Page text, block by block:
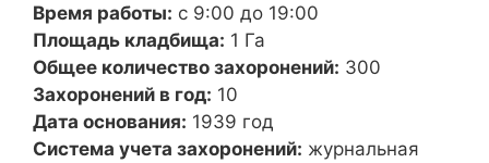
Время работы: с 9:00 до 19:00
Площадь кладбища: 1 Га
Общее количество захоронений: 300
Захоронений в год: 10
Дата основания: 1939 год
Система учета захоронений: журнальная